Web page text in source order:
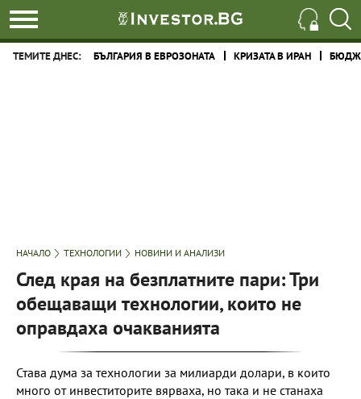
ТЕМИТЕ ДНЕС: БЪЛГАРИЯ В ЕВРОЗОНАТА КРИЗАТА В ИРАН
НАЧАЛО ТЕХНОЛОГИИ НОВИНИ И АНАЛИЗИ
След края на безплатните пари: Три
обещаващи технологии, които не
оправдаха очакванията
Става дума за технологии за милиарди долари, в които
много от инвеститорите вярваха, но така и не станаха